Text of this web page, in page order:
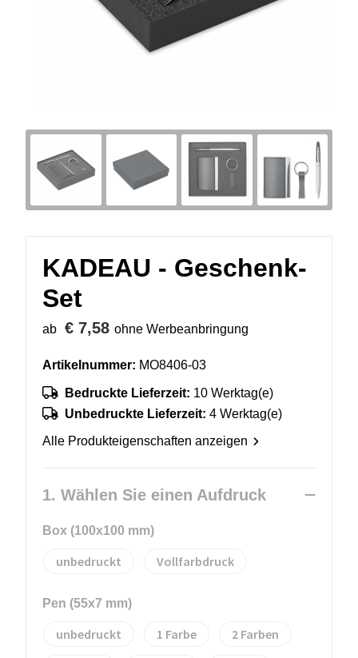
KADEAU - Geschenk-
Set
ab € 7,58 ohne Werbeanbringung
Artikelnummer: MO8406-03
Bedruckte Lieferzeit: 10 Werktag(e)
Unbedruckte Lieferzeit: 4 Werktag(e)
Alle Produkteigenschaften anzeigen
1. Wählen Sie einen Aufdruck
Box (100x100 mm)
unbedruckt Vollfarbdruck
Pen (55x7 mm)
unbedruckt 1 2